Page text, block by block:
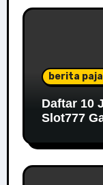
berita
Daftar 10
Slot777